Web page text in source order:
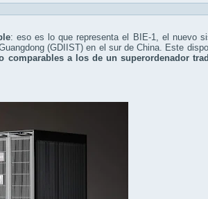
: eso es lo que representa el BIE-1, el nuevo
(GDIIST) en el sur de China. Este
comparables a los de un superordenador